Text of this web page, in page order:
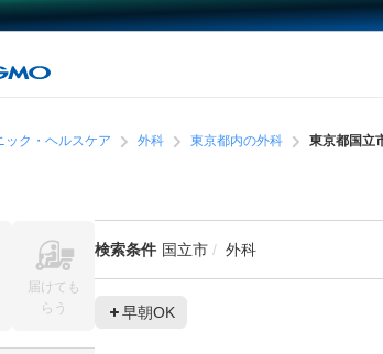
ック・ヘルスケア 外科 東京都内の外科 東京都国立
検索条件 国立市 外科
早朝OK
届けても
らう